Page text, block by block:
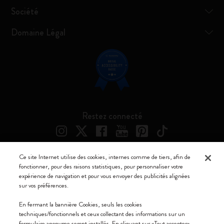
Société
Domaine Légal
Restez connecté
Moleskine ® est une marque enregistrée de Moleskine Srl a socio unico
Moleskine srl a socio unico - Via Bergognone, 34 – 20144 Milano -
Soc. €2.181.513,42
Ce site Internet utilise des cookies, internes comme de tiers, afin de
fonctionner, pour des raisons statistiques, pour personnaliser votre
expérience de navigation et pour vous envoyer des publicités alignées
sur vos préférences.
En fermant la bannière Cookies, seuls les cookies
techniques/fonctionnels et ceux collectant des informations sur un